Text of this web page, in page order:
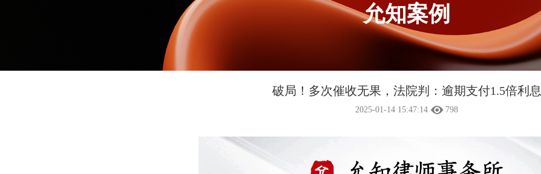
允知案例
破局！多次催收无果，法院判：逾期支付1.5倍利息
2025-01-14 15:47:14 798